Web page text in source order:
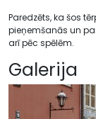
Paredzēts, ka šos
pieņemšanās un
arī pēc spēlēm.
Galerija